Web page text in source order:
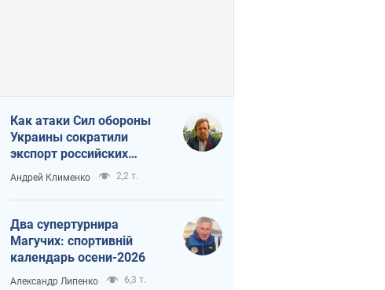
Как атаки Сил обороны
Украины сократили
экспорт российских
нефтепродуктов
Андрей Клименко 2,2 т.
Два супертурнира
Магучих: спортивній
календарь осени-2026
Александр Липенко 6,3 т.